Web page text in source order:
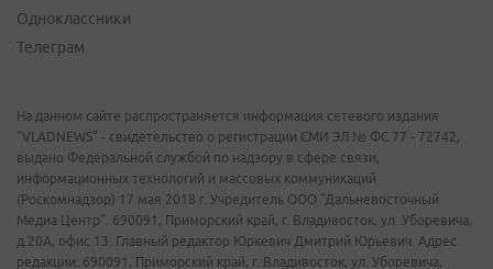
Одноклассники
Телеграм
На данном сайте распространяется информация сетевого издания
"VLADNEWS" - свидетельство о регистрации СМИ ЭЛ № ФС 77 - 72742,
выдано Федеральной службой по надзору в сфере связи,
информационных технологий и массовых коммуникаций
(Роскомнадзор) 17 мая 2018 г. Учредитель ООО "Дальневосточный
Медиа Центр". 690091, Приморский край, г. Владивосток, ул. Уборевича,
д.20А, офис 13. Главный редактор Юркевич Дмитрий Юрьевич. Адрес
редакции: 690091, Приморский край, г. Владивосток, ул. Уборевича,